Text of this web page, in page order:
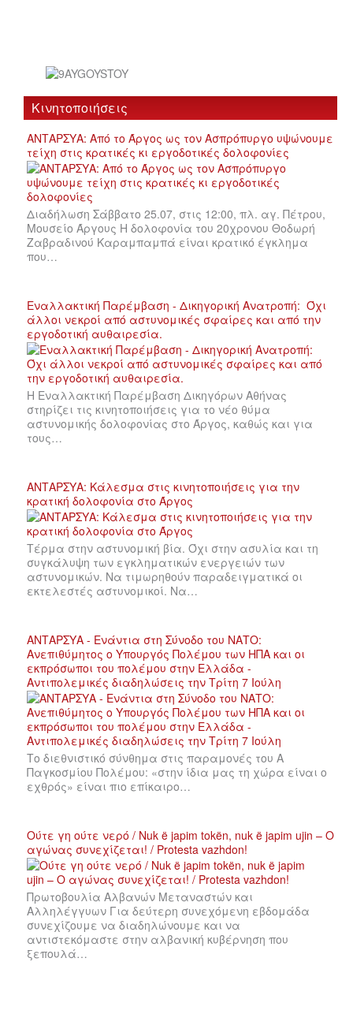
Κινητοποιήσεις
ΑΝΤΑΡΣΥΑ: Από το Άργος ως τον Ασπρόπυργο υψώνουμε
τείχη στις κρατικές κι εργοδοτικές δολοφονίες
Διαδήλωση Σάββατο 25.07, στις 12:00, πλ. αγ. Πέτρου,
Μουσείο Άργους Η δολοφονία του 20χρονου Θοδωρή
Ζαβραδινού Καραμπαμπά είναι κρατικό έγκλημα
που…
Εναλλακτική Παρέμβαση - Δικηγορική Ανατροπή: Όχι
άλλοι νεκροί από αστυνομικές σφαίρες και από την
εργοδοτική αυθαιρεσία.
Η Εναλλακτική Παρέμβαση Δικηγόρων Αθήνας
στηρίζει τις κινητοποιήσεις για το νέο θύμα
αστυνομικής δολοφονίας στο Άργος, καθώς και για
τους…
ΑΝΤΑΡΣΥΑ: Κάλεσμα στις κινητοποιήσεις για την
κρατική δολοφονία στο Άργος
Τέρμα στην αστυνομική βία. Όχι στην ασυλία και τη
συγκάλυψη των εγκληματικών ενεργειών των
αστυνομικών. Να τιμωρηθούν παραδειγματικά οι
εκτελεστές αστυνομικοί. Να…
ΑΝΤΑΡΣΥΑ - Ενάντια στη Σύνοδο του ΝΑΤΟ:
Ανεπιθύμητος ο Υπουργός Πολέμου των ΗΠΑ και οι
εκπρόσωποι του πολέμου στην Ελλάδα -
Αντιπολεμικές διαδηλώσεις την Τρίτη 7 Ιούλη
Το διεθνιστικό σύνθημα στις παραμονές του Α
Παγκοσμίου Πολέμου: «στην ίδια μας τη χώρα είναι ο
εχθρός» είναι πιο επίκαιρο…
Ούτε γη ούτε νερό / Nuk ë japim tokën, nuk ë japim ujin – Ο
αγώνας συνεχίζεται! / Protesta vazhdon!
Πρωτοβουλία Αλβανών Μεταναστών και
Αλληλέγγυων Για δεύτερη συνεχόμενη εβδομάδα
συνεχίζουμε να διαδηλώνουμε και να
αντιστεκόμαστε στην αλβανική κυβέρνηση που
ξεπουλά…